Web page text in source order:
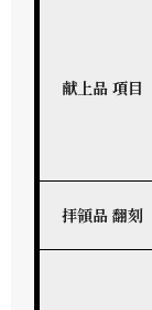
献上品 項目
拝領品 翻刻